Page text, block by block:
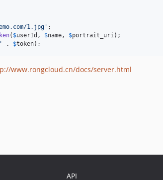
1.jpg ' ;
( $userId , $name, $portrait_uri);
' . $token);
www.rongcloud.cn/docs/server.html
API